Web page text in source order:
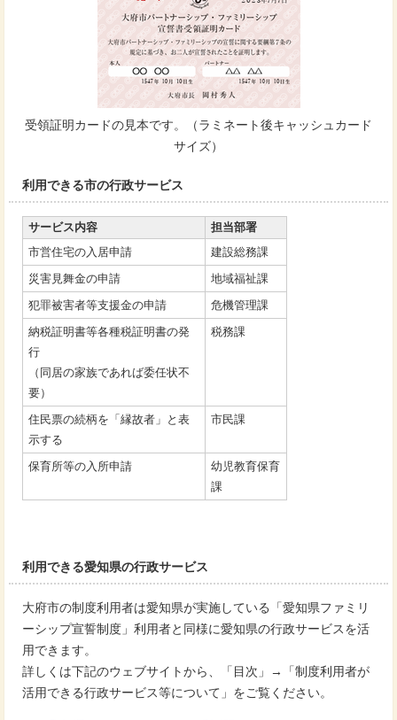
受領証明カードの見本です。（ラミネート後キャッシュカード
サイズ）
利用できる市の行政サービス
サービス内容
担当部署
市営住宅の入居申請
建設総務課
災害見舞金の申請
地域福祉課
犯罪被害者等支援金の申請
危機管理課
納税証明書等各種税証明書の発
行
（同居の家族であれば委任状不
要）
税務課
住民票の続柄を「縁故者」と表
示する
市民課
保育所等の入所申請
幼児教育保育
課
利用できる愛知県の行政サービス
大府市の制度利用者は愛知県が実施している「愛知県ファミリ
ーシップ宣誓制度」利用者と同様に愛知県の行政サービスを活
用できます。
詳しくは下記のウェブサイトから、「目次」→「制度利用者が
活用できる行政サービス等について」をご覧ください。